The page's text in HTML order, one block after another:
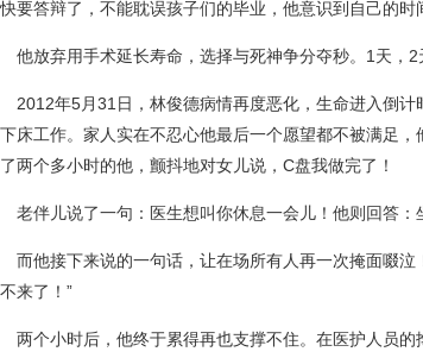
要答辩了，不能耽误孩子们的毕业，他意识到自己的时
放弃用手术延长寿命，选择与死神争分夺秒。1天，2
年5月31日，林俊德病情再度恶化，生命进入倒计
床工作。家人实在不忍心他最后一个愿望都不被满足
两个多小时的他，颤抖地对女儿说，C盘我做完了！
伴儿说了一句：医生想叫你休息一会儿！他则回答：
他接下来说的一句话，让在场所有人再一次掩面啜泣
来了！”
个小时后，他终于累得再也支撑不住。在医护人员的